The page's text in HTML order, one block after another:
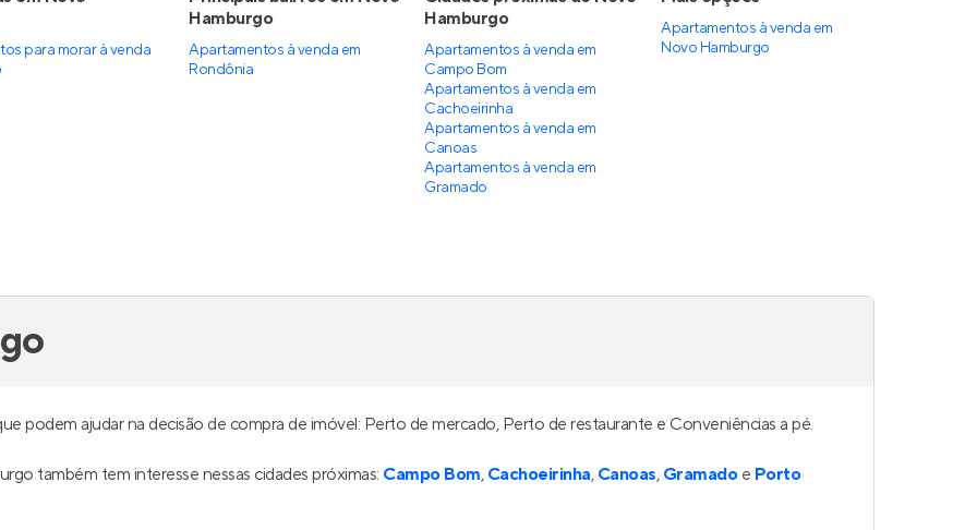
para morar à venda
Hamburgo
Apartamentos à venda em
Rondônia
Hamburgo
Apartamentos à venda em
Campo Bom
Apartamentos à venda em
Cachoeirinha
Apartamentos à venda em
Canoas
Apartamentos à venda em
Gramado
Apartamentos à venda em
Novo Hamburgo
podem ajudar na decisão de compra de imóvel: Perto de mercado, Perto de restaurante e Conveniências a pé.
também tem interesse nessas cidades próximas: Campo Bom, Cachoeirinha, Canoas, Gramadoe Porto